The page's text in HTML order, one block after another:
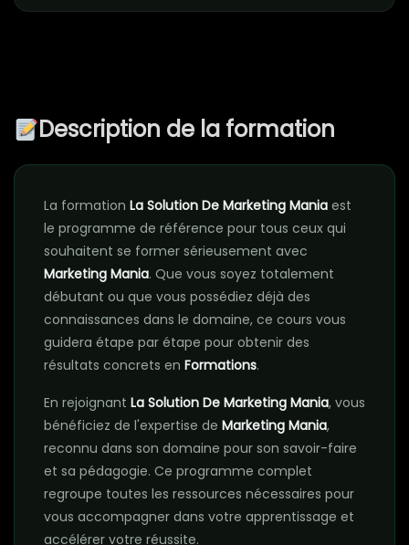
Description de la formation
La formation La Solution De Marketing Mania est
le programme de référence pour tous ceux qui
souhaitent se former sérieusement avec
Marketing Mania. Que vous soyez totalement
débutant ou que vous possédiez déjà des
connaissances dans le domaine, ce cours vous
guidera étape par étape pour obtenir des
résultats concrets en Formations.
En rejoignant La Solution De Marketing Mania, vous
bénéficiez de l'expertise de Marketing Mania,
reconnu dans son domaine pour son savoir-faire
et sa pédagogie. Ce programme complet
regroupe toutes les ressources nécessaires pour
vous accompagner dans votre apprentissage et
accélérer votre réussite.